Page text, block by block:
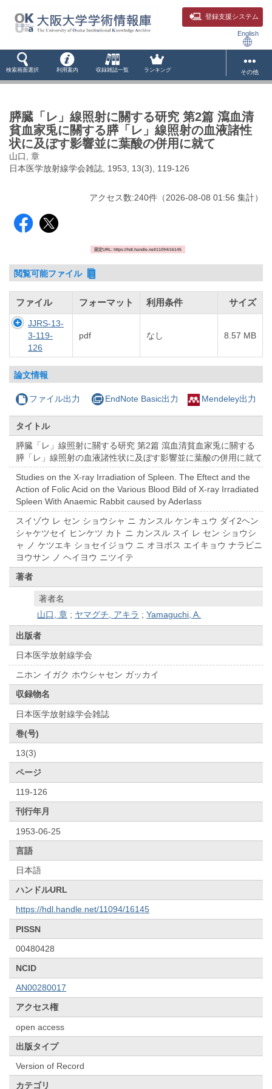
登録支援システム
English
検索画面選択 利用案内 収録雑誌一覧 ランキング その他
膵臓「レ」線照射に關する研究 第2篇 瀉血清
貧血家兎に關する膵「レ」線照射の血液諸性
状に及ぼす影響並に葉酸の併用に就て
山口, 章
日本医学放射線学会雑誌, 1953, 13(3), 119-126
アクセス数:240件 （2026-08-08 01:56 集計）
固定URL: https://hdl.handle.net/11094/16145
閲覧可能ファイル
ファイル フォーマット 利用条件 サイズ
JJRS-13-
3-119-
126
pdf なし 8.57 MB
論文情報
ファイル出力 EndNote Basic出力 Mendeley出力
タイトル
膵臓「レ」線照射に關する研究 第2篇 瀉血清貧血家兎に關する
膵「レ」線照射の血液諸性状に及ぼす影響並に葉酸の併用に就て
Studies on the X-ray Irradiation of Spleen. The Eftect and the
Action of Folic Acid on the Various Blood Bild of X-ray Irradiated
Spleen With Anaemic Rabbit caused by Aderlass
スイゾウ レ セン ショウシャ ニ カンスル ケンキュウ ダイ2ヘン
シャケツセイ ヒンケツ カト ニ カンスル スイ レ セン ショウシ
ャ ノ ケツエキ ショセイジョウ ニ オヨボス エイキョウ ナラビニ
ヨウサン ノ ヘイヨウ ニツイテ
著者
著者名
山口, 章 ; ヤマグチ, アキラ ;Yamaguchi, A.
出版者
日本医学放射線学会
ニホン イガク ホウシャセン ガッカイ
収録物名
日本医学放射線学会雑誌
巻(号)
13(3)
ページ
119-126
刊行年月
1953-06-25
言語
日本語
ハンドルURL
https://hdl.handle.net/11094/16145
PISSN
00480428
NCID
AN00280017
アクセス権
open access
出版タイプ
Version of Record
カテゴリ